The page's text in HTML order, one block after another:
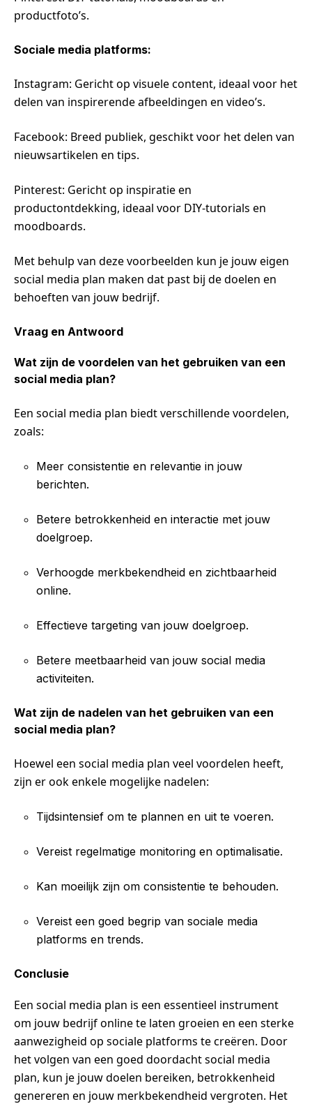
productfoto’s.
Sociale media platforms:
Instagram: Gericht op visuele content, ideaal voor het
delen van inspirerende afbeeldingen en video’s.
Facebook: Breed publiek, geschikt voor het delen van
nieuwsartikelen en tips.
Pinterest: Gericht op inspiratie en
productontdekking, ideaal voor DIY-tutorials en
moodboards.
Met behulp van deze voorbeelden kun je jouw eigen
social media plan maken dat past bij de doelen en
behoeften van jouw bedrijf.
Vraag en Antwoord
Wat zijn de voordelen van het gebruiken van een
social media plan?
Een social media plan biedt verschillende voordelen,
zoals:
Meer consistentie en relevantie in jouw
berichten.
Betere betrokkenheid en interactie met jouw
doelgroep.
Verhoogde merkbekendheid en zichtbaarheid
online.
Effectieve targeting van jouw doelgroep.
Betere meetbaarheid van jouw social media
activiteiten.
Wat zijn de nadelen van het gebruiken van een
social media plan?
Hoewel een social media plan veel voordelen heeft,
zijn er ook enkele mogelijke nadelen:
Tijdsintensief om te plannen en uit te voeren.
Vereist regelmatige monitoring en optimalisatie.
Kan moeilijk zijn om consistentie te behouden.
Vereist een goed begrip van sociale media
platforms en trends.
Conclusie
Een social media plan is een essentieel instrument
om jouw bedrijf online te laten groeien en een sterke
aanwezigheid op sociale platforms te creëren. Door
het volgen van een goed doordacht social media
plan, kun je jouw doelen bereiken, betrokkenheid
genereren en jouw merkbekendheid vergroten. Het